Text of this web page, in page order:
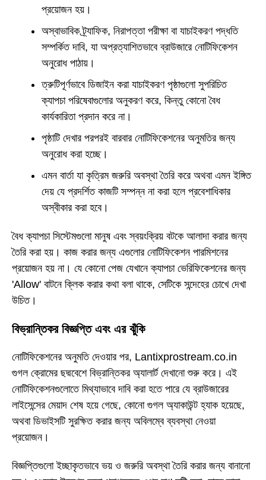
প্রয়োজন হয়।
অস্বাভাবিক ট্র্যাফিক, নিরাপত্তা পরীক্ষা বা যাচাইকরণ পদ্ধতি
সম্পর্কিত দাবি, যা অপ্রত্যাশিতভাবে ব্রাউজারে নোটিফিকেশন
অনুরোধ পাঠায়।
ত্রুটিপূর্ণভাবে ডিজাইন করা যাচাইকরণ পৃষ্ঠাগুলো সুপরিচিত
ক্যাপচা পরিষেবাগুলোর অনুকরণ করে, কিন্তু কোনো বৈধ
কার্যকারিতা প্রদান করে না।
পৃষ্ঠাটি দেখার পরপরই বারবার নোটিফিকেশনের অনুমতির জন্য
অনুরোধ করা হচ্ছে।
এমন বার্তা যা কৃত্রিম জরুরি অবস্থা তৈরি করে অথবা এমন ইঙ্গিত
দেয় যে প্রদর্শিত কাজটি সম্পন্ন না করা হলে প্রবেশাধিকার
অস্বীকার করা হবে।
বৈধ ক্যাপচা সিস্টেমগুলো মানুষ এবং স্বয়ংক্রিয় বটকে আলাদা করার জন্য
তৈরি করা হয়। কাজ করার জন্য এগুলোর নোটিফিকেশন পারমিশনের
প্রয়োজন হয় না। যে কোনো পেজ যেখানে ক্যাপচা ভেরিফিকেশনের জন্য
'Allow' বাটনে ক্লিক করার কথা বলা থাকে, সেটিকে সন্দেহের চোখে দেখা
উচিত।
বিভ্রান্তিকর বিজ্ঞপ্তি এবং এর ঝুঁকি
নোটিফিকেশনের অনুমতি দেওয়ার পর, Lantixprostream.co.in
গুগল ক্রোমের ছদ্মবেশে বিভ্রান্তিকর অ্যালার্ট দেখানো শুরু করে। এই
নোটিফিকেশনগুলোতে মিথ্যাভাবে দাবি করা হতে পারে যে ব্রাউজারের
লাইসেন্সের মেয়াদ শেষ হয়ে গেছে, কোনো গুগল অ্যাকাউন্ট হ্যাক হয়েছে,
অথবা ডিভাইসটি সুরক্ষিত করার জন্য অবিলম্বে ব্যবস্থা নেওয়া
প্রয়োজন।
বিজ্ঞপ্তিগুলো ইচ্ছাকৃতভাবে ভয় ও জরুরি অবস্থা তৈরি করার জন্য বানানো